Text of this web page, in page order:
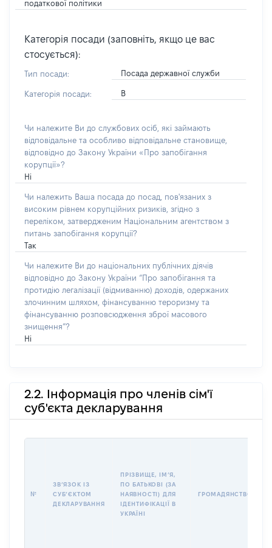
податкової політики
Категорія посади (заповніть, якщо це вас
стосується):
Тип посади: Посада державної служби
Категорія посади: В
Чи належите Ви до службових осіб, які займають
відповідальне та особливо відповідальне становище,
відповідно до Закону України «Про запобігання
корупції»?
Ні
Чи належить Ваша посада до посад, пов'язаних з
високим рівнем корупційних ризиків, згідно з
переліком, затвердженим Національним агентством з
питань запобігання корупції?
Так
Чи належите Ви до національних публічних діячів
відповідно до Закону України “Про запобігання та
протидію легалізації (відмиванню) доходів, одержаних
злочинним шляхом, фінансуванню тероризму та
фінансуванню розповсюдження зброї масового
знищення”?
Ні
2.2. Інформація про членів сім'ї
суб'єкта декларування
№
ЗВʼЯЗОК ІЗ
СУБʼЄКТОМ
ДЕКЛАРУВАННЯ
ПРІЗВИЩЕ, ІМʼЯ,
ПО БАТЬКОВІ (ЗА
НАЯВНОСТІ) ДЛЯ
ІДЕНТИФІКАЦІЇ В
УКРАЇНІ
ГРОМАДЯНСТВО